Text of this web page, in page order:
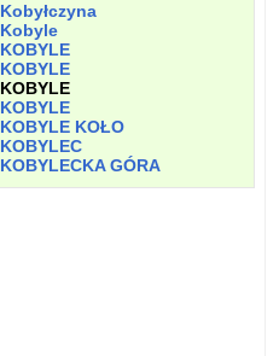
Kobyłczyna
Kobyle
KOBYLE
KOBYLE
KOBYLE
KOBYLE
KOBYLE KOŁO
KOBYLEC
KOBYLECKA GÓRA